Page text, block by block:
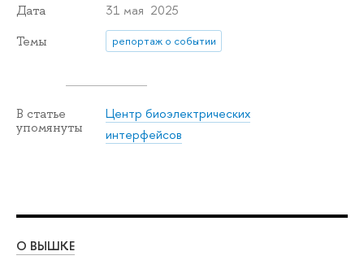
Дата 31 мая 2025
Темы репортаж о событии
В статье
упомянуты
Центр биоэлектрических
интерфейсов
О ВЫШКЕ